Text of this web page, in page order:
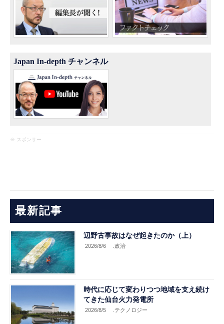
Japan In-depth チャンネル
※ スポンサー
最新記事
辺野古事故はなぜ起きたのか（上）
2026/8/6 .政治
時代に応じて変わりつつ地域を支え続け
てきた仙台火力発電所
2026/8/5 .テクノロジー